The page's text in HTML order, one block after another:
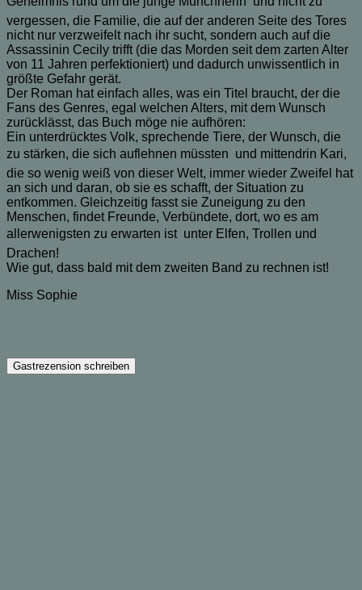
vergessen, die Familie, die auf der anderen Seite des Tores
nicht nur verzweifelt nach ihr sucht, sondern auch auf die
Assassinin Cecily trifft (die das Morden seit dem zarten Alter
von 11 Jahren perfektioniert) und dadurch unwissentlich in
größte Gefahr gerät.
Der Roman hat einfach alles, was ein Titel braucht, der die
Fans des Genres, egal welchen Alters, mit dem Wunsch
zurücklässt, das Buch möge nie aufhören:
Ein unterdrücktes Volk, sprechende Tiere, der Wunsch, die
zu stärken, die sich auflehnen müssten  und mittendrin Kari,
die so wenig weiß von dieser Welt, immer wieder Zweifel hat
an sich und daran, ob sie es schafft, der Situation zu
entkommen. Gleichzeitig fasst sie Zuneigung zu den
Menschen, findet Freunde, Verbündete, dort, wo es am
allerwenigsten zu erwarten ist  unter Elfen, Trollen und
Drachen!
Wie gut, dass bald mit dem zweiten Band zu rechnen ist!
Miss Sophie